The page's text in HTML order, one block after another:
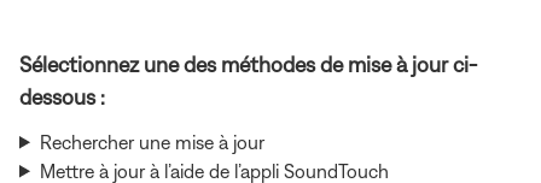
Sélectionnez une des méthodes de mise à jour ci-
dessous :
Rechercher une mise à jour
Mettre à jour à l’aide de l’appli SoundTouch